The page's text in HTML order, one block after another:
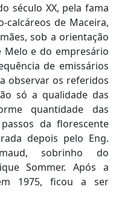
século XX, pela fama
calcáreos de Maceira,
sob a orientação
Melo e do empresário
de emissários
observar os referidos
só a qualidade das
quantidade das
da florescente
depois pelo Eng.
sobrinho do
Sommer. Após a
1975, ficou a ser